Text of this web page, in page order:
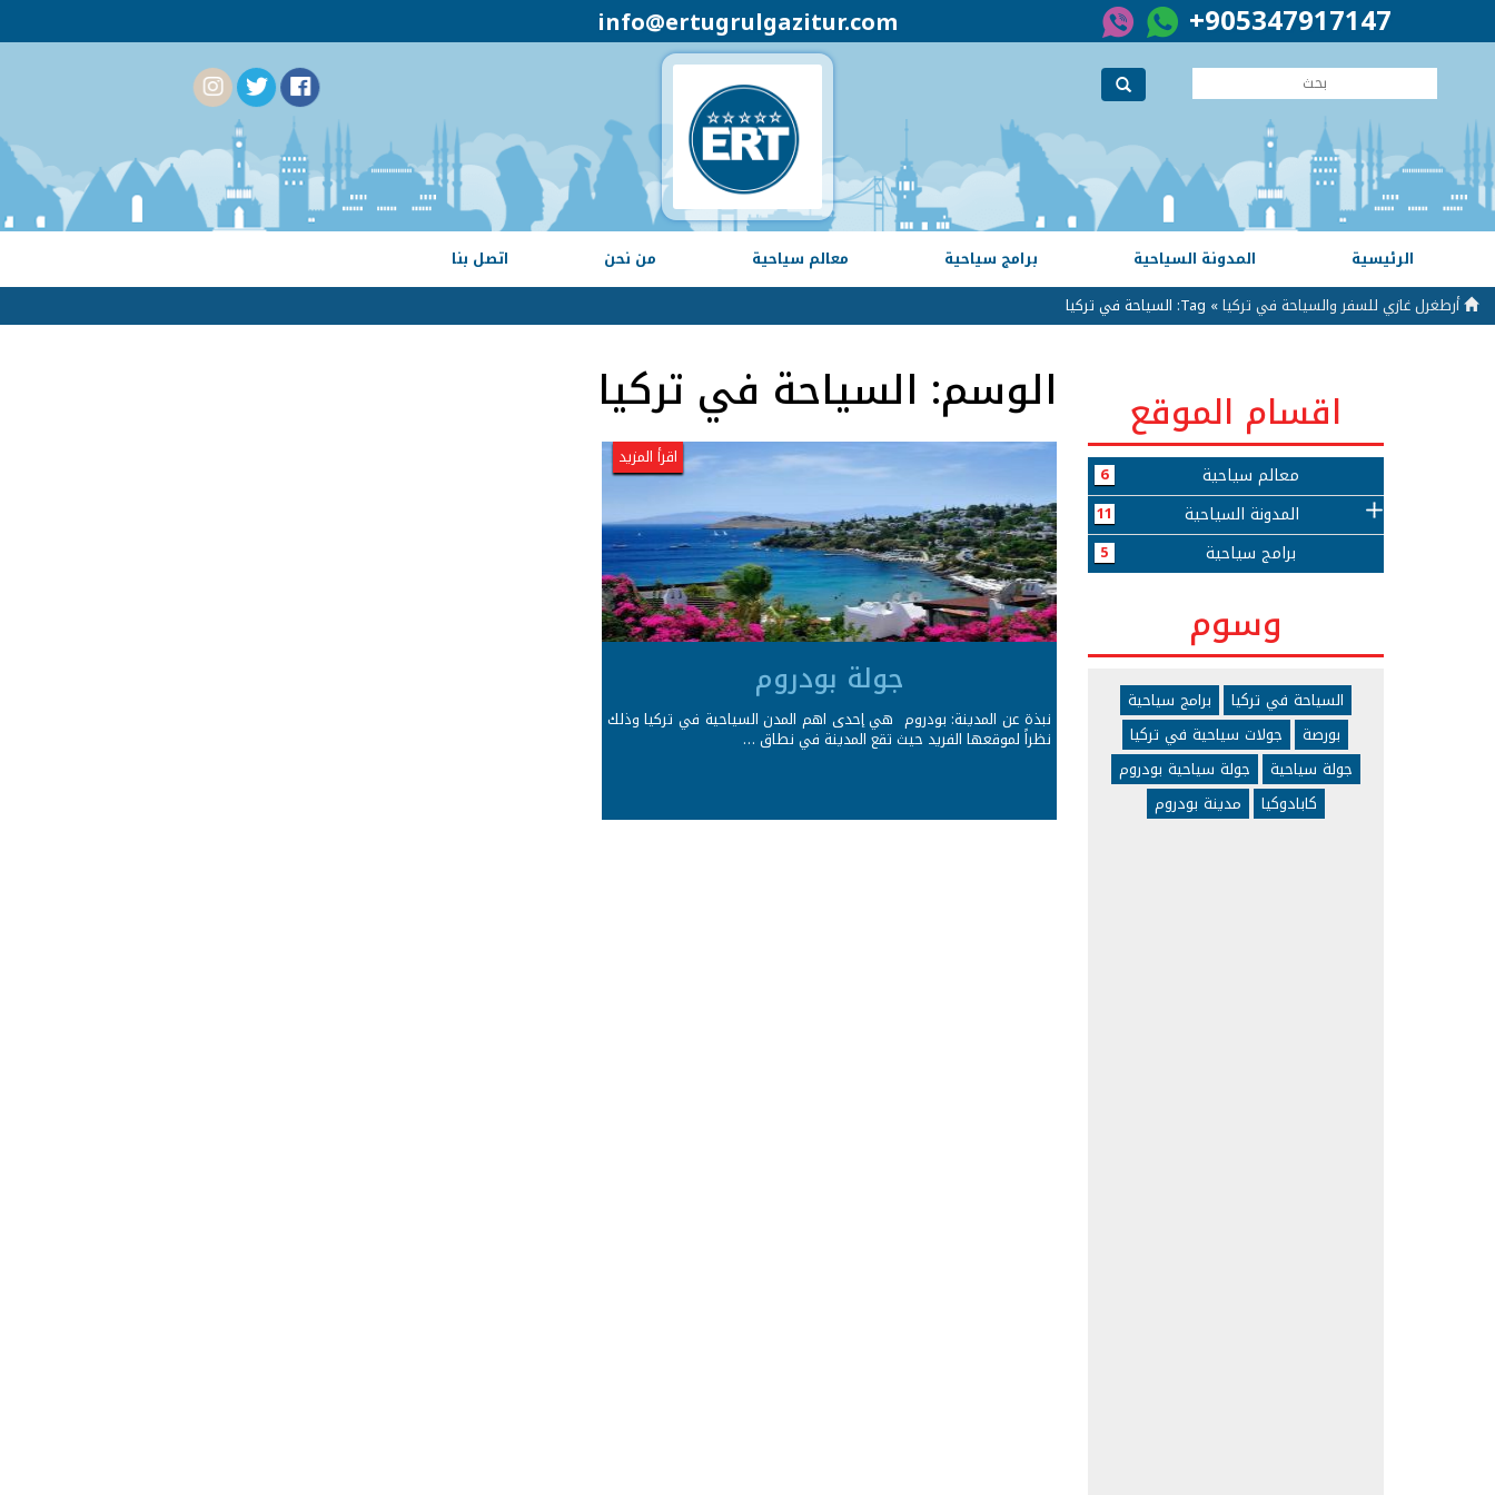
+905347917147
info@ertugrulgazitur.com
الرئيسية المدونة السياحية برامج سياحية معالم سياحية من نحن
اتصل بنا
أرطغرل غازي للسفر والسياحة في تركيا» Tag: السياحة في تركيا
اقسام الموقع
معالم سياحية 6
المدونة السياحية 11
برامج سياحية 5
وسوم
السياحة في تركيا
برامج سياحية
بورصة
جولات سياحية في تركيا
جولة سياحية
جولة سياحية بودروم
كابادوكيا
مدينة بودروم
الوسم: السياحة في تركيا
جولة بودروم
نبذة عن المدينة: بودروم هي إحدى اهم المدن السياحية في تركيا وذلك
نظراً لموقعها الفريد حيث تقع المدينة في نطاق …
اقرأ المزيد